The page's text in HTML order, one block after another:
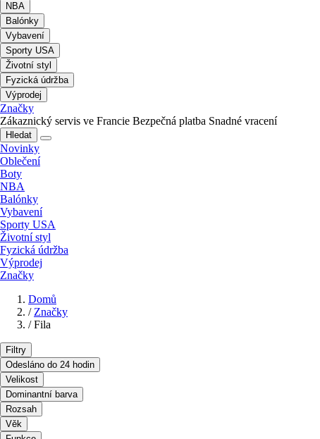
NBA
Balónky
Vybavení
Sporty USA
Životní styl
Fyzická údržba
Výprodej
Značky
Zákaznický servis ve Francie Bezpečná platba Snadné vracení
Hledat
Novinky
Oblečení
Boty
NBA
Balónky
Vybavení
Sporty USA
Životní styl
Fyzická údržba
Výprodej
Značky
Domů
/ Značky
/ Fila
Filtry
Odesláno do 24 hodin
Velikost
Dominantní barva
Rozsah
Věk